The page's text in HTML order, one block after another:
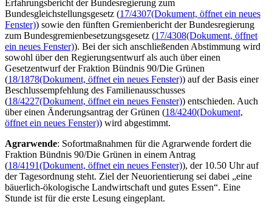
Erfahrungsbericht der Bundesregierung zum
Bundesgleichstellungsgesetz (17/4307(Dokument, öffnet ein neues
Fenster)) sowie den fünften Gremienbericht der Bundesregierung
zum Bundesgremienbesetzungsgesetz (17/4308(Dokument, öffnet
ein neues Fenster)). Bei der sich anschließenden Abstimmung wird
sowohl über den Regierungsentwurf als auch über einen
Gesetzentwurf der Fraktion Bündnis 90/Die Grünen
(18/1878(Dokument, öffnet ein neues Fenster)) auf der Basis einer
Beschlussempfehlung des Familienausschusses
(18/4227(Dokument, öffnet ein neues Fenster)) entschieden. Auch
über einen Änderungsantrag der Grünen (18/4240(Dokument,
öffnet ein neues Fenster)) wird abgestimmt.
Agrarwende: Sofortmaßnahmen für die Agrarwende fordert die
Fraktion Bündnis 90/Die Grünen in einem Antrag
(18/4191(Dokument, öffnet ein neues Fenster)), der 10.50 Uhr auf
der Tagesordnung steht. Ziel der Neuorientierung sei dabei „eine
bäuerlich-ökologische Landwirtschaft und gutes Essen“. Eine
Stunde ist für die erste Lesung eingeplant.